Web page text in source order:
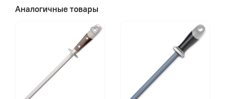
Аналогичные товары